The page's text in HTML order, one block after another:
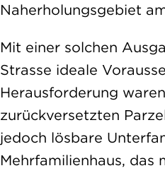
Naherholungsgebiet
Mit einer solchen
Strasse ideale
Herausforderung
zurückversetzten
jedoch lösbare
Mehrfamilienhaus, das